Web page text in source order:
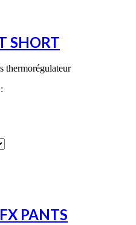
SHORT
thermorégulateur
PANTS